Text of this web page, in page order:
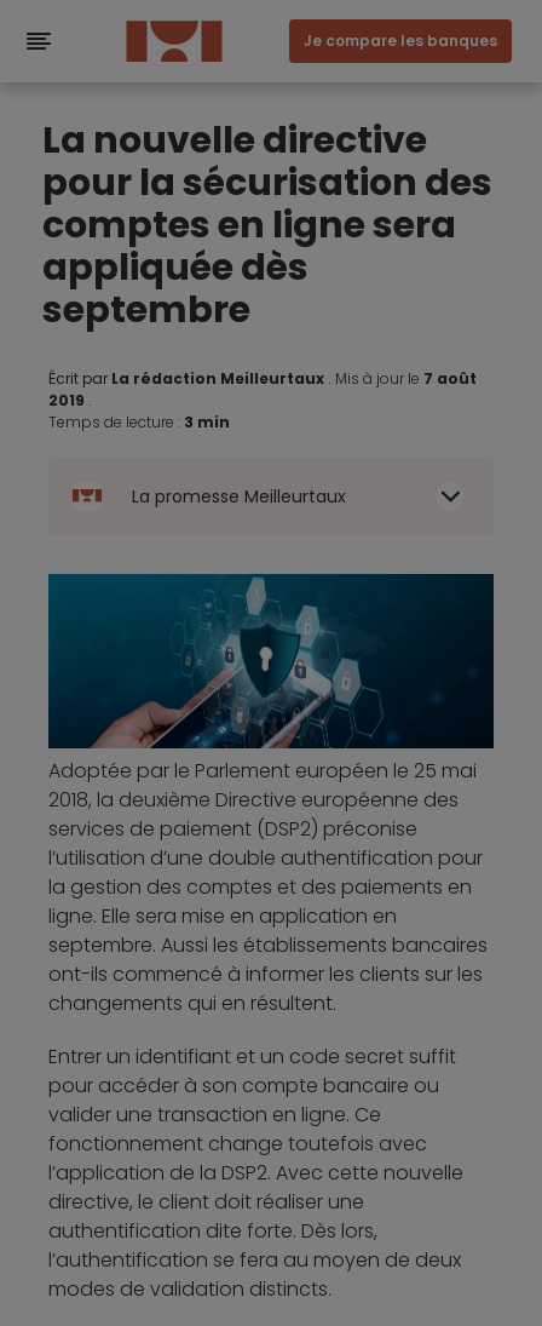
Je compare les banques
La nouvelle directive
pour la sécurisation des
comptes en ligne sera
appliquée dès
septembre
Écrit par La rédaction Meilleurtaux . Mis à jour le 7 août
2019 .
Temps de lecture : 3 min
La promesse Meilleurtaux
Adoptée par le Parlement européen le 25 mai
2018, la deuxième Directive européenne des
services de paiement (DSP2) préconise
l’utilisation d’une double authentification pour
la gestion des comptes et des paiements en
ligne. Elle sera mise en application en
septembre. Aussi les établissements bancaires
ont-ils commencé à informer les clients sur les
changements qui en résultent.
Entrer un identifiant et un code secret suffit
pour accéder à son compte bancaire ou
valider une transaction en ligne. Ce
fonctionnement change toutefois avec
l’application de la DSP2. Avec cette nouvelle
directive, le client doit réaliser une
authentification dite forte. Dès lors,
l’authentification se fera au moyen de deux
modes de validation distincts.